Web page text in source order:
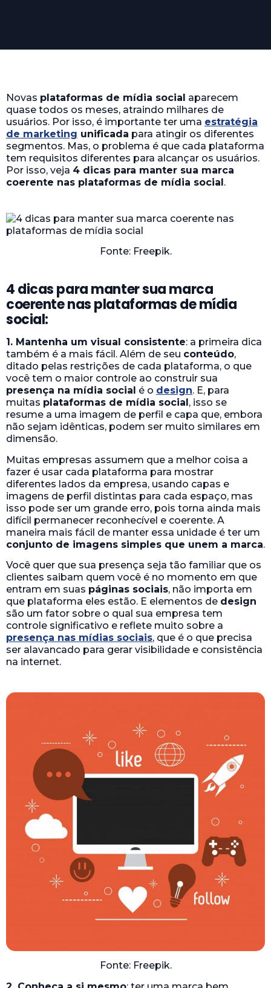
Novas plataformas de mídia social aparecem
quase todos os meses, atraindo milhares de
usuários. Por isso, é importante ter uma estratégia
de marketing unificada para atingir os diferentes
segmentos. Mas, o problema é que cada plataforma
tem requisitos diferentes para alcançar os usuários.
Por isso, veja 4 dicas para manter sua marca
coerente nas plataformas de mídia social.
Fonte: Freepik.
4 dicas para manter sua marca
coerente nas plataformas de mídia
social:
1. Mantenha um visual consistente: a primeira dica
também é a mais fácil. Além de seu conteúdo,
ditado pelas restrições de cada plataforma, o que
você tem o maior controle ao construir sua
presença na mídia social é o design. E, para
muitas plataformas de mídia social , isso se
resume a uma imagem de perfil e capa que, embora
não sejam idênticas, podem ser muito similares em
dimensão.
Muitas empresas assumem que a melhor coisa a
fazer é usar cada plataforma para mostrar
diferentes lados da empresa, usando capas e
imagens de perfil distintas para cada espaço, mas
isso pode ser um grande erro, pois torna ainda mais
difícil permanecer reconhecível e coerente. A
maneira mais fácil de manter essa unidade é ter um
conjunto de imagens simples que unem a marca.
Você quer que sua presença seja tão familiar que os
clientes saibam quem você é no momento em que
entram em suas páginas sociais, não importa em
que plataforma eles estão. E elementos de design
são um fator sobre o qual sua empresa tem
controle significativo e reflete muito sobre a
presença nas mídias sociais, que é o que precisa
ser alavancado para gerar visibilidade e consistência
na internet.
Fonte: Freepik.